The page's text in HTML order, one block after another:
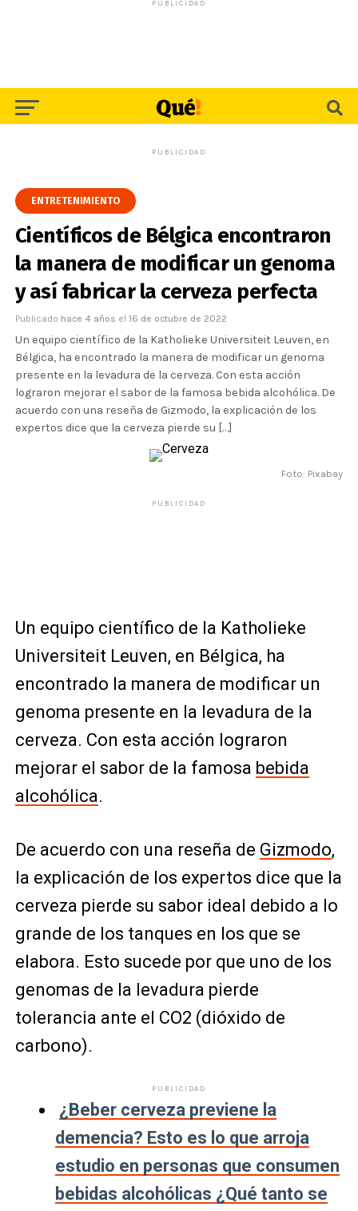
PUBLICIDAD
PUBLICIDAD
ENTRETENIMIENTO
Científicos de Bélgica encontraron
la manera de modificar un genoma
y así fabricar la cerveza perfecta
Publicado hace 4 años el 16 de octubre de 2022
Un equipo científico de la Katholieke Universiteit Leuven, en
Bélgica, ha encontrado la manera de modificar un genoma
presente en la levadura de la cerveza. Con esta acción
lograron mejorar el sabor de la famosa bebida alcohólica. De
acuerdo con una reseña de Gizmodo, la explicación de los
expertos dice que la cerveza pierde su […]
Foto: Pixabay
PUBLICIDAD
Un equipo científico de la Katholieke
Universiteit Leuven, en Bélgica, ha
encontrado la manera de modificar un
genoma presente en la levadura de la
cerveza. Con esta acción lograron
mejorar el sabor de la famosa bebida
alcohólica.
De acuerdo con una reseña de Gizmodo,
la explicación de los expertos dice que la
cerveza pierde su sabor ideal debido a lo
grande de los tanques en los que se
elabora. Esto sucede por que uno de los
genomas de la levadura pierde
tolerancia ante el CO2 (dióxido de
carbono).
PUBLICIDAD
¿Beber cerveza previene la
demencia? Esto es lo que arroja
estudio en personas que consumen
bebidas alcohólicas ¿Qué tanto se